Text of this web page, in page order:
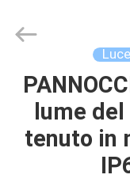
CASA.
PRODOTTI
International
Trade
Reserved.
lume
tenuto in